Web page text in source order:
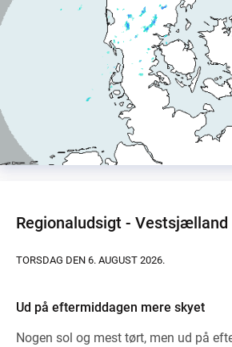
Regionaludsigt - Vestsjælland
TORSDAG DEN 6. AUGUST 2026.
Ud på eftermiddagen mere skyet
Nogen sol og mest tørt, men ud på